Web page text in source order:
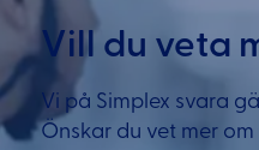
Vill du veta
Vi på Simplex svara
Önskar du vet mer